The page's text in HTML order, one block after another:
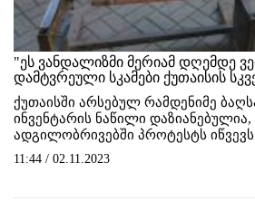
"ეს ვანდალიზმი მერიამ დღემდე
დამტვრეული სკამები ქუთაისის
ქუთაისში არსებულ რამდენიმე
ინვენტარის ნაწილი დაზიანებულია,
ადგილობრივებში პროტესტს
11:44 / 02.11.2023